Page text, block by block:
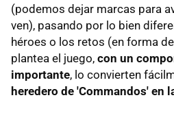
(podemos dejar marcas para
ven), pasando por lo bien
héroes o los retos (en forma
plantea el juego, con un
importante, lo convierten
heredero de 'Commandos' en